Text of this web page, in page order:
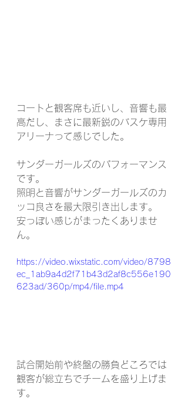
コートと観客席も近いし、音響も最
高だし、まさに最新鋭のバスケ専用
アリーナって感じでした。
サンダーガールズのパフォーマンス
です。
照明と音響がサンダーガールズのカ
ッコ良さを最大限引き出します。
安っぽい感じがまったくありませ
ん。
https://video.wixstatic.com/video/8798
ec_1ab9a4d2f71b43d2af8c556e190
623ad/360p/mp4/file.mp4
試合開始前や終盤の勝負どころでは
観客が総立ちでチームを盛り上げま
す。